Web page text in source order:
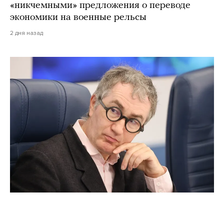
«никчемными» предложения о переводе
экономики на военные рельсы
2 дня назад